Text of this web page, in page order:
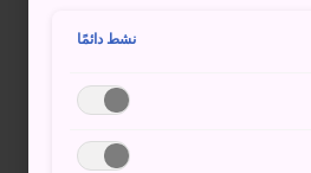
نشط دائمًا